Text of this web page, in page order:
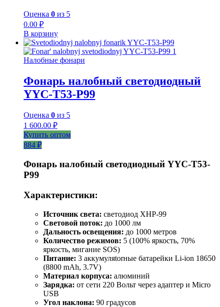
Оценка 0 из 5
0.00 ₽
В корзину
Налобные фонари
Фонарь налобный светодиодный
YYC-T53-P99
Оценка 0 из 5
1 600.00 ₽
Купить оптом
884 ₽
Фонарь налобный светодиодный YYC-T53-
P99
Характеристики:
Источник света: светодиод XHP-99
Световой поток: до 1000 лм
Дальность освещения: до 1000 метров
Количество режимов: 5 (100% яркость, 70%
яркость, мигание SOS)
Питание: 3 аккумуляtorные батарейки Li-ion 18650
(8800 mAh, 3.7V)
Материал корпуса: алюминий
Зарядка: от сети 220 Вольт через адаптер и Micro
USB
Угол наклона: 90 градусов